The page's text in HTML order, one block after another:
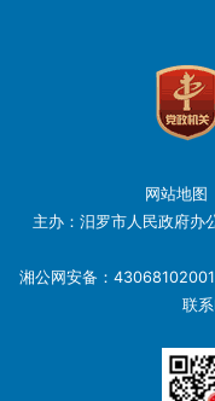
网站地图
主办：汨罗市人民政府
湘公网安备：
联系